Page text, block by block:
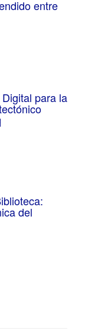
entre
para la
del